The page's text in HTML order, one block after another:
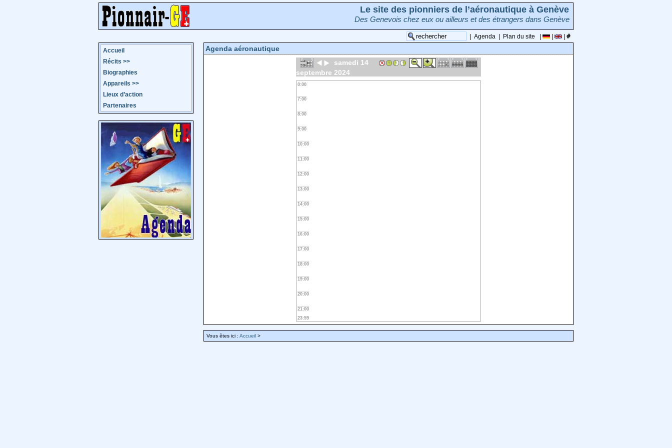
Le site des pionniers de l’aéronautique à Genève
Des Genevois chez eux ou ailleurs et des étrangers dans Genève
Agenda Plan du site
Accueil
Récits >>
Biographies
Appareils >>
Lieux d’action
Partenaires
Agenda aéronautique
samedi 14
septembre 2024
0:00
7:00
8:00
9:00
10:00
11:00
12:00
13:00
14:00
15:00
16:00
17:00
18:00
19:00
20:00
21:00
23:59
Vous êtes ici : Accueil >